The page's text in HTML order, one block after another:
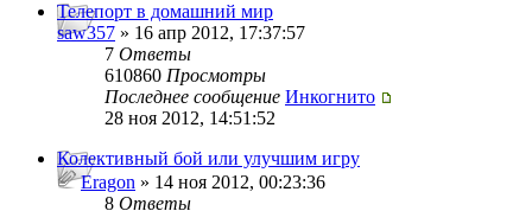
Телепорт в домашний мир
saw357 » 16 апр 2012, 17:37:57
7 Ответы
610860 Просмотры
Последнее сообщение Инкогнито
28 ноя 2012, 14:51:52
Колективный бой или улучшим игру
Eragon » 14 ноя 2012, 00:23:36
8 Ответы